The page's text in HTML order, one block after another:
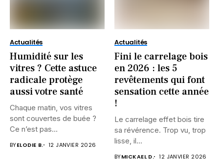
Actualités
Humidité sur les
vitres ? Cette astuce
radicale protège
aussi votre santé
Chaque matin, vos vitres
sont couvertes de buée ?
Ce n’est pas...
BYELODIE B. 12 JANVIER 2026
Actualités
Fini le carrelage bois
en 2026 : les 5
revêtements qui font
sensation cette année
!
Le carrelage effet bois tire
sa révérence. Trop vu, trop
lisse, il...
BYMICKAEL D. 12 JANVIER 2026